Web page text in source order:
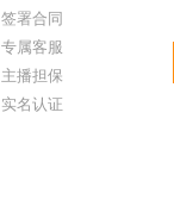
签署合同
专属客服
主播担保
实名认证